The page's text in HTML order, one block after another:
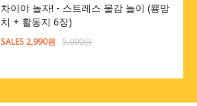
차이야 놀자! - 스트레스 물감 놀이 (뿅망
치 + 활동지 6장)
SALES 2,990원 5,000원